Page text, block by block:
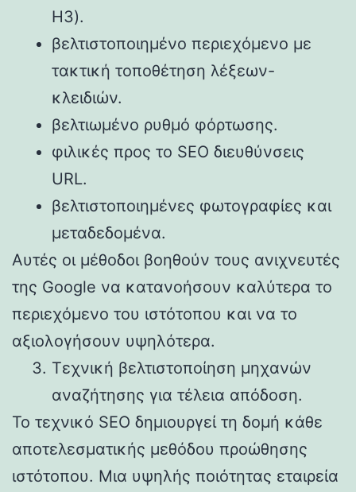
H3).
βελτιστοποιημένο περιεχόμενο με
τακτική τοποθέτηση λέξεων-
κλειδιών.
βελτιωμένο ρυθμό φόρτωσης.
φιλικές προς το SEO διευθύνσεις
URL.
βελτιστοποιημένες φωτογραφίες και
μεταδεδομένα.
Αυτές οι μέθοδοι βοηθούν τους ανιχνευτές
της Google να κατανοήσουν καλύτερα το
περιεχόμενο του ιστότοπου και να το
αξιολογήσουν υψηλότερα.
Τεχνική βελτιστοποίηση μηχανών
αναζήτησης για τέλεια απόδοση.
Το τεχνικό SEO δημιουργεί τη δομή κάθε
αποτελεσματικής μεθόδου προώθησης
ιστότοπου. Μια υψηλής ποιότητας εταιρεία